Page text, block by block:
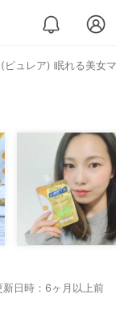
ピュレア) 眠れる美女
新日時：6ヶ月以上前